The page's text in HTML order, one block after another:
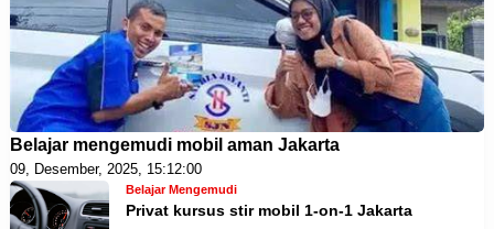
Belajar mengemudi mobil aman Jakarta
09, Desember, 2025, 15:12:00
Belajar Mengemudi
Privat kursus stir mobil 1-on-1 Jakarta